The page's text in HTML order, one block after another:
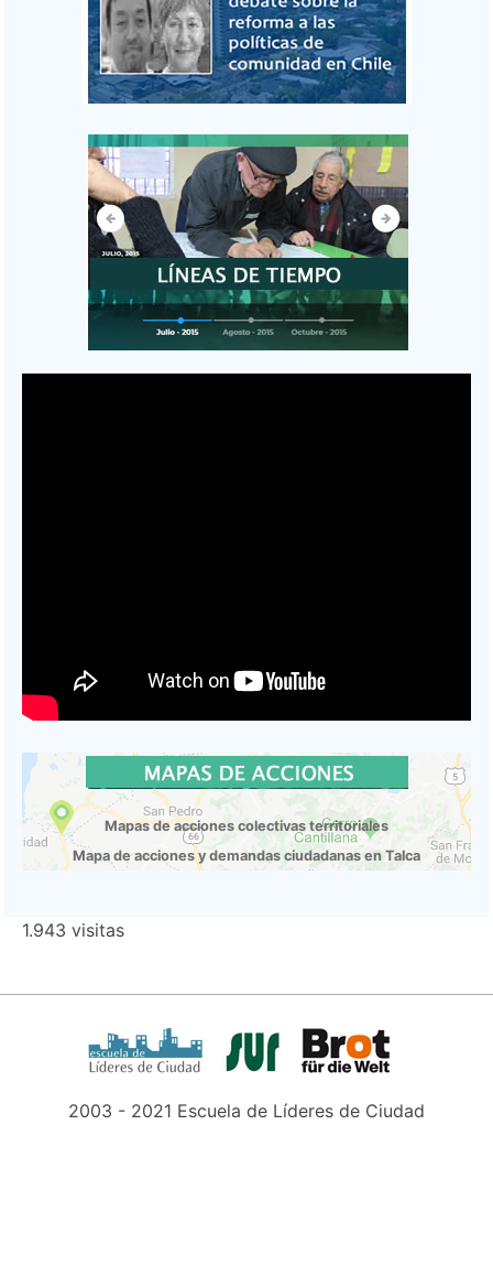
Mapas de acciones colectivas territoriales
Mapa de acciones y demandas ciudadanas en Talca
1.943 visitas
2003 - 2021 Escuela de Líderes de Ciudad